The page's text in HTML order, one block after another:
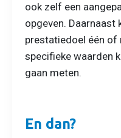
ook zelf een
opgeven. Daarnaast
prestatiedoel één of
specifieke waarden
gaan meten.
En dan?